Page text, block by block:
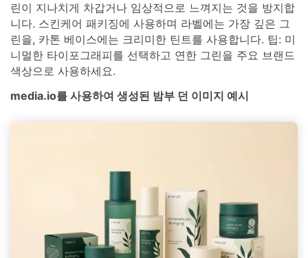
린이 지나치게 차갑거나 임상적으로 느껴지는 것을 방지합
니다. 스킨케어 패키징에 사용하며 라벨에는 가장 깊은 그
린을, 카톤 베이스에는 크리미한 틴트를 사용합니다. 팁: 미
니멀한 타이포그래피를 선택하고 연한 그린을 주요 브랜드
색상으로 사용하세요.
media.io를 사용하여 생성된 밤부 던 이미지 예시